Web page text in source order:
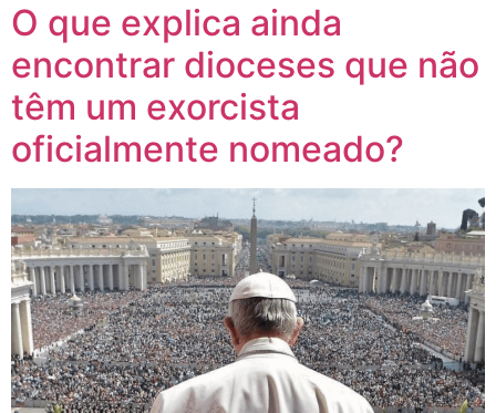
O que explica ainda
encontrar dioceses que não
têm um exorcista
oficialmente nomeado?